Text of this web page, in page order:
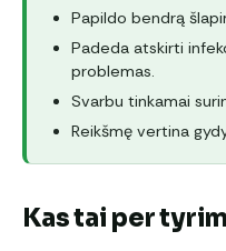
Papildo bendrą
Padeda atskirti
problemas.
Svarbu tinkamai
Reikšmę vertina
Kas tai per